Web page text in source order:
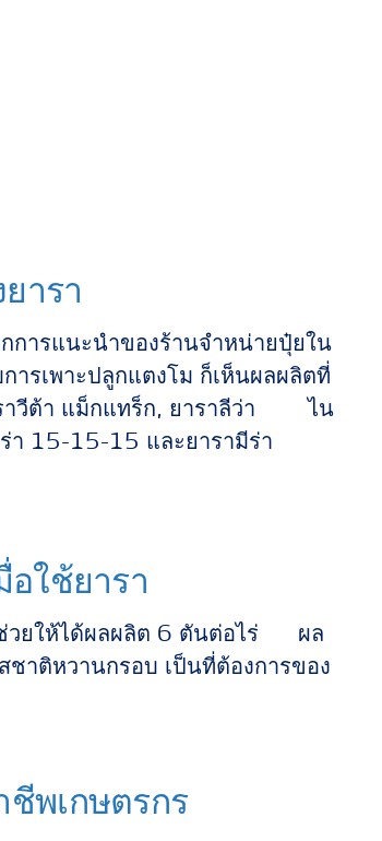
ารา
การแนะนำของร้านจำหน่ายปุ๋ยใน
ารเพาะปลูกแตงโม ก็เห็นผลผลิตที่
าวีต้า แม็กแทร็ก, ยาราลีว่า ไน
ร่า 15-15-15 และยารามีร่า
อใช้ยารา
วยให้ได้ผลผลิต 6 ตันต่อไร่ ผล
ชาติหวานกรอบ เป็นที่ต้องการของ
ชีพเกษตรกร